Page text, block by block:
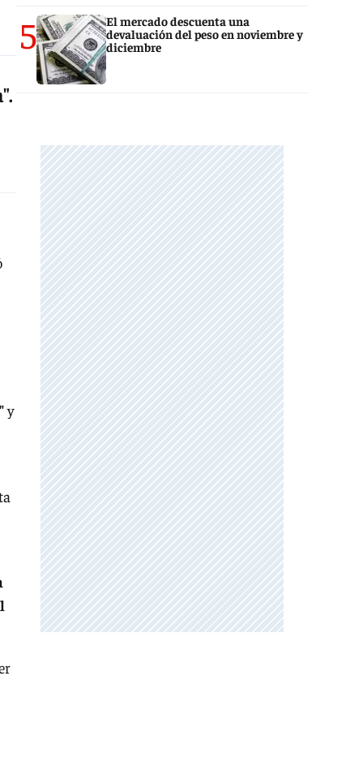
y
5
El mercado descuenta una
devaluación del peso en noviembre y
diciembre